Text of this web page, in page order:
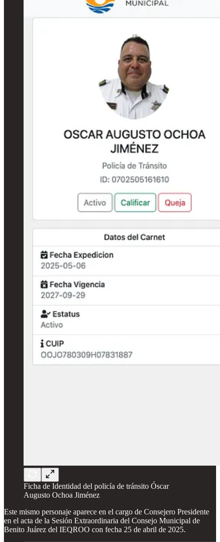
Ficha de Identidad del policía de tránsito Óscar
Augusto Ochoa Jiménez
Este mismo personaje aparece en el cargo de Consejero Presidente
en el acta de la Sesión Extraordinaria del Consejo Municipal de
Benito Juárez del IEQROO con fecha 25 de abril de 2025.